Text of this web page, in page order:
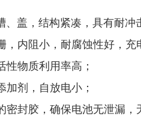
、盖，结构紧凑，具有耐冲
，内阻小，耐腐蚀性好，充
性物质利用率高；
加剂，自放电小；
密封胶，确保电池无泄漏